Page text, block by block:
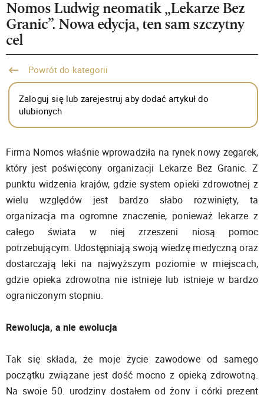
Nomos Ludwig neomatik „Lekarze Bez
Granic”. Nowa edycja, ten sam szczytny
cel
Powrót do kategorii
Zaloguj się lub zarejestruj aby dodać artykuł do
ulubionych
Firma Nomos właśnie wprowadziła na rynek nowy zegarek,
który jest poświęcony organizacji Lekarze Bez Granic. Z
punktu widzenia krajów, gdzie system opieki zdrowotnej z
wielu względów jest bardzo słabo rozwinięty, ta
organizacja ma ogromne znaczenie, ponieważ lekarze z
całego świata w niej zrzeszeni niosą pomoc
potrzebującym. Udostępniają swoją wiedzę medyczną oraz
dostarczają leki na najwyższym poziomie w miejscach,
gdzie opieka zdrowotna nie istnieje lub istnieje w bardzo
ograniczonym stopniu.
Rewolucja, a nie ewolucja
Tak się składa, że moje życie zawodowe od samego
początku związane jest dość mocno z opieką zdrowotną.
Na swoje 50. urodziny dostałem od żony i córki prezent